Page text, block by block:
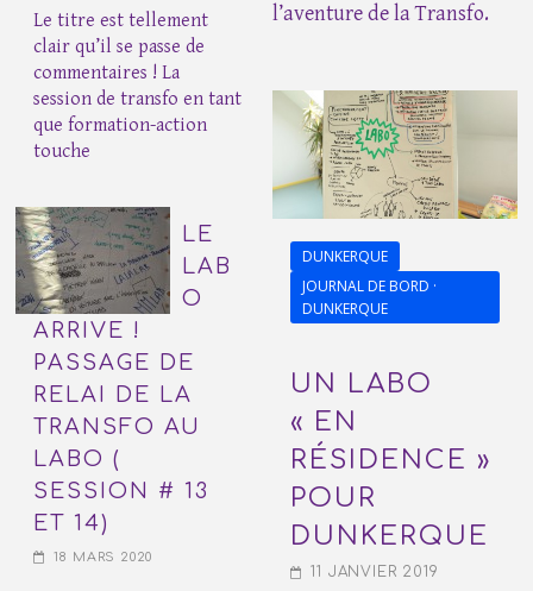
Le titre est tellement
clair qu’il se passe de
commentaires ! La
session de transfo en tant
que formation-action
touche
LE
LAB
O
ARRIVE !
PASSAGE DE
RELAI DE LA
TRANSFO AU
LABO (
SESSION # 13
ET 14)
18 MARS 2020
l’aventure de la Transfo.
DUNKERQUE
JOURNAL DE BORD ·
DUNKERQUE
UN LABO
« EN
RÉSIDENCE »
POUR
DUNKERQUE
11 JANVIER 2019